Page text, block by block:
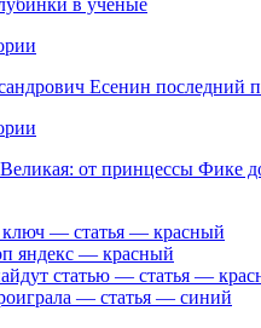
в ученые
Есенин последний
от принцессы Фике